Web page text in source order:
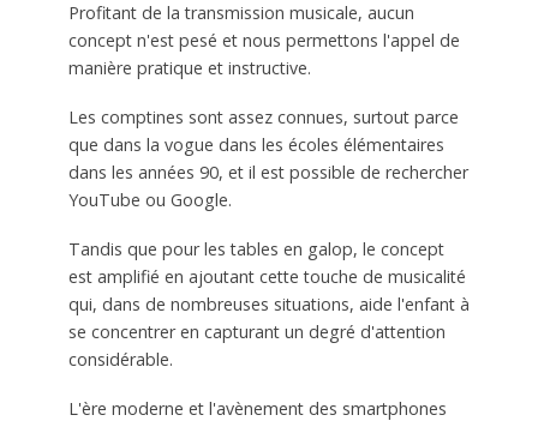
Profitant de la transmission musicale, aucun
concept n'est pesé et nous permettons l'appel de
manière pratique et instructive.
Les comptines sont assez connues, surtout parce
que dans la vogue dans les écoles élémentaires
dans les années 90, et il est possible de rechercher
YouTube ou Google.
Tandis que pour les tables en galop, le concept
est amplifié en ajoutant cette touche de musicalité
qui, dans de nombreuses situations, aide l'enfant à
se concentrer en capturant un degré d'attention
considérable.
L'ère moderne et l'avènement des smartphones